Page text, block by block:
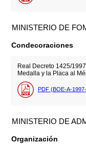
MINISTERIO DE
Condecoraciones
Real Decreto 1425/
Medalla y la Placa al
PDF (BOE-A-
MINISTERIO DE
Organización